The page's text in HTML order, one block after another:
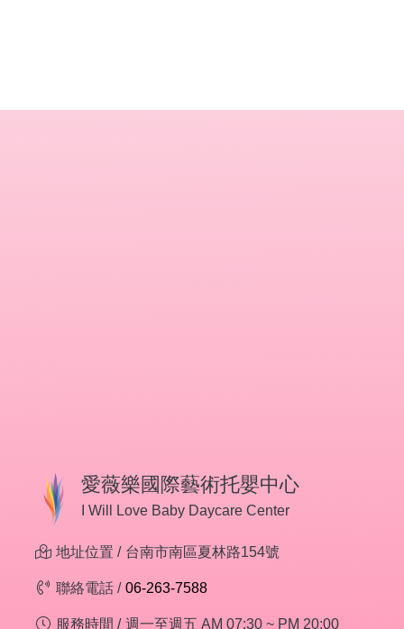
愛薇樂國際藝術托嬰中心
I Will Love Baby Daycare Center
地址位置 / 台南市南區夏林路154號
聯絡電話 / 06-263-7588
服務時間 / 週一至週五 AM 07:30 ~ PM 20:00